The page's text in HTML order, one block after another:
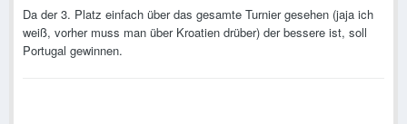
Da der 3. Platz einfach über das gesamte Turnier gesehen (jaja ich
weiß, vorher muss man über Kroatien drüber) der bessere ist, soll
Portugal gewinnen.